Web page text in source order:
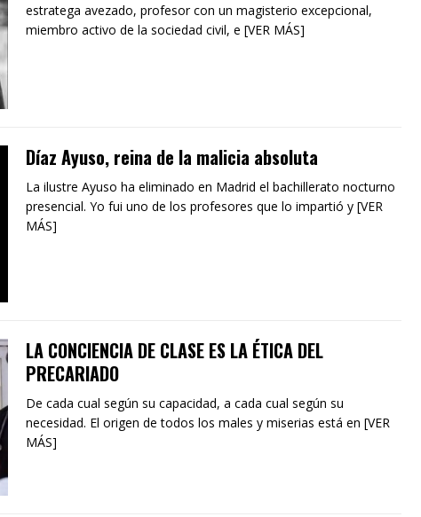
estratega avezado, profesor con un magisterio excepcional,
miembro activo de la sociedad civil, e [VER MÁS]
Díaz Ayuso, reina de la malicia absoluta
La ilustre Ayuso ha eliminado en Madrid el bachillerato nocturno
presencial. Yo fui uno de los profesores que lo impartió y [VER
MÁS]
LA CONCIENCIA DE CLASE ES LA ÉTICA DEL
PRECARIADO
De cada cual según su capacidad, a cada cual según su
necesidad. El origen de todos los males y miserias está en [VER
MÁS]